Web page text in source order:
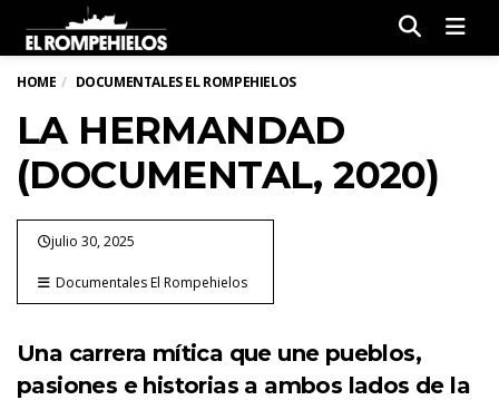
HOME DOCUMENTALES EL ROMPEHIELOS
LA HERMANDAD
(DOCUMENTAL, 2020)
julio 30, 2025
Documentales El Rompehielos
Una carrera mítica que une pueblos,
pasiones e historias a ambos lados de la